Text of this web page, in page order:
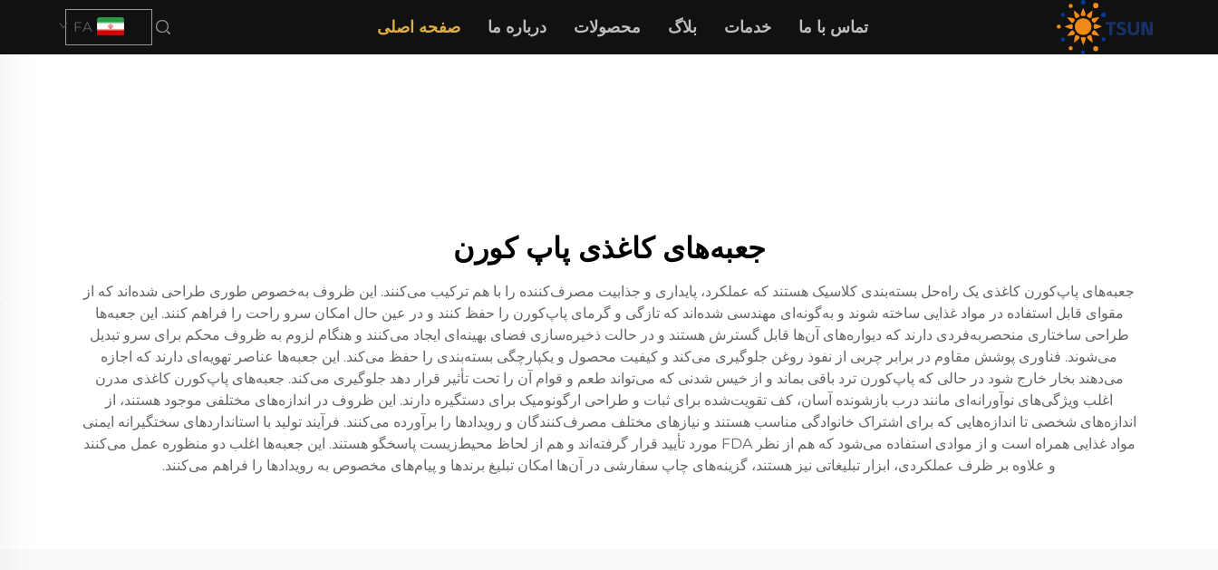
صفحه اصلی درباره ما محصولات بلاگ خدمات تماس با ما FA
جعبه‌های کاغذی پاپ کورن
جعبه‌های پاپ‌کورن کاغذی یک راه‌حل بسته‌بندی کلاسیک هستند که عملکرد، پایداری و جذابیت مصرف‌کننده را با هم ترکیب می‌کنند. این ظروف به‌خصوص طوری طراحی شده‌اند که از
مقوای قابل استفاده در مواد غذایی ساخته شوند و به‌گونه‌ای مهندسی شده‌اند که تازگی و گرمای پاپ‌کورن را حفظ کنند و در عین حال امکان سرو راحت را فراهم کنند. این جعبه‌ها
طراحی ساختاری منحصربه‌فردی دارند که دیواره‌های آن‌ها قابل گسترش هستند و در حالت ذخیره‌سازی فضای بهینه‌ای ایجاد می‌کنند و هنگام لزوم به ظروف محکم برای سرو تبدیل
می‌شوند. فناوری پوشش مقاوم در برابر چربی از نفوذ روغن جلوگیری می‌کند و کیفیت محصول و یکپارچگی بسته‌بندی را حفظ می‌کند. این جعبه‌ها عناصر تهویه‌ای دارند که اجازه
می‌دهند بخار خارج شود در حالی که پاپ‌کورن ترد باقی بماند و از خیس شدنی که می‌تواند طعم و قوام آن را تحت تأثیر قرار دهد جلوگیری می‌کند. جعبه‌های پاپ‌کورن کاغذی مدرن
اغلب ویژگی‌های نوآورانه‌ای مانند درب بازشونده آسان، کف تقویت‌شده برای ثبات و طراحی ارگونومیک برای دستگیره دارند. این ظروف در اندازه‌های مختلفی موجود هستند، از
اندازه‌های شخصی تا اندازه‌هایی که برای اشتراک خانوادگی مناسب هستند و نیازهای مختلف مصرف‌کنندگان و رویدادها را برآورده می‌کنند. فرآیند تولید با استانداردهای سختگیرانه ایمنی
مواد غذایی همراه است و از موادی استفاده می‌شود که هم از نظر FDA مورد تأیید قرار گرفته‌اند و هم از لحاظ محیط‌زیست پاسخگو هستند. این جعبه‌ها اغلب دو منظوره عمل می‌کنند
و علاوه بر ظرف عملکردی، ابزار تبلیغاتی نیز هستند، گزینه‌های چاپ سفارشی در آن‌ها امکان تبلیغ برندها و پیام‌های مخصوص به رویدادها را فراهم می‌کنند.